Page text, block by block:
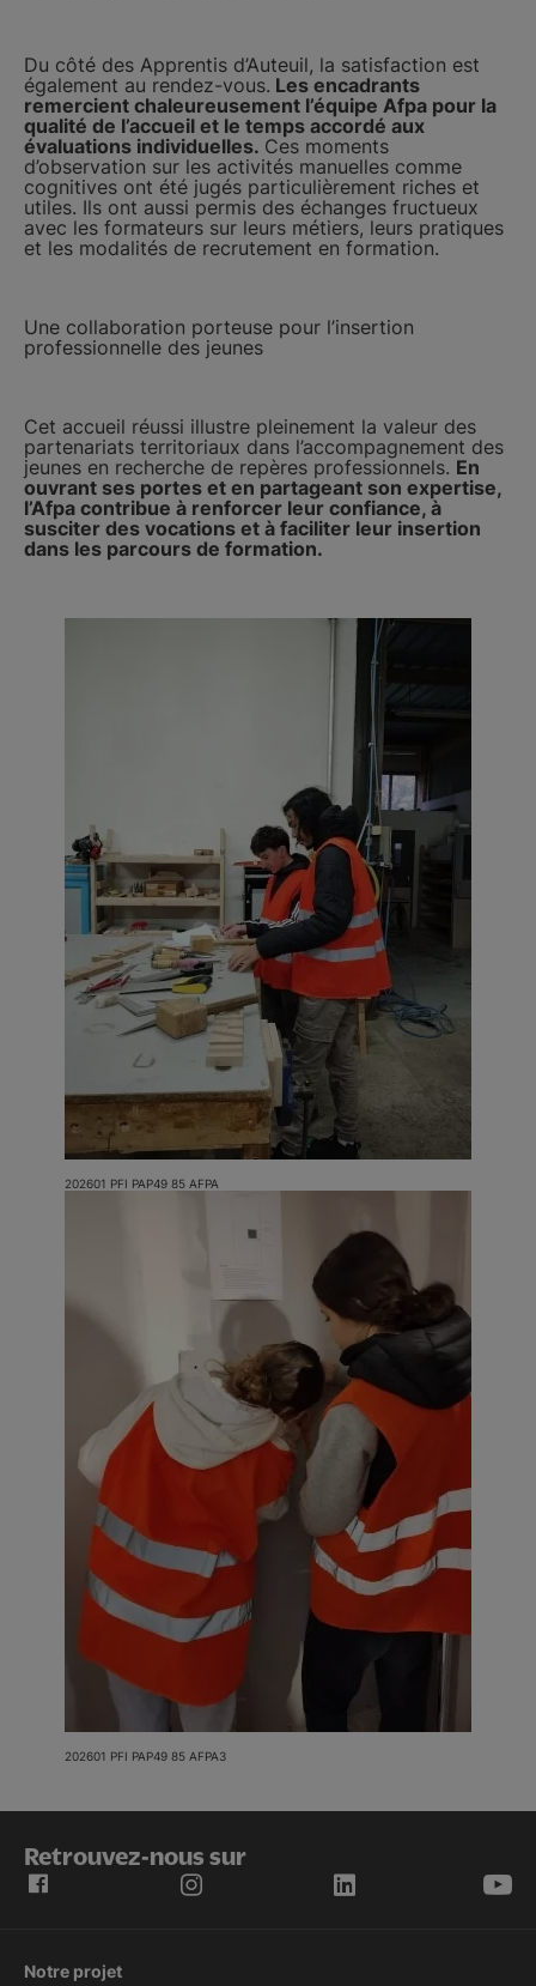
202601 PFI PAP49 85 AFPA
202601 PFI PAP49 85 AFPA3
Du côté des Apprentis d’Auteuil, la satisfaction est
également au rendez-vous. Les encadrants
remercient chaleureusement l’équipe Afpa pour la
qualité de l’accueil et le temps accordé aux
évaluations individuelles. Ces moments
d’observation sur les activités manuelles comme
cognitives ont été jugés particulièrement riches et
utiles. Ils ont aussi permis des échanges fructueux
avec les formateurs sur leurs métiers, leurs pratiques
et les modalités de recrutement en formation.
Une collaboration porteuse pour l’insertion
professionnelle des jeunes
Cet accueil réussi illustre pleinement la valeur des
partenariats territoriaux dans l’accompagnement des
jeunes en recherche de repères professionnels. En
ouvrant ses portes et en partageant son expertise,
l’Afpa contribue à renforcer leur confiance, à
susciter des vocations et à faciliter leur insertion
dans les parcours de formation.
Retrouvez-nous sur
Notre projet